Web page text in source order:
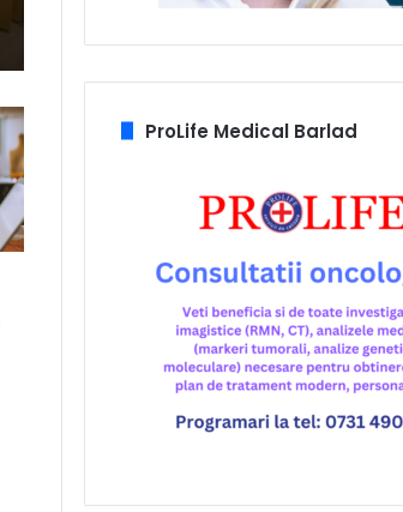
ProLife Medical Barlad